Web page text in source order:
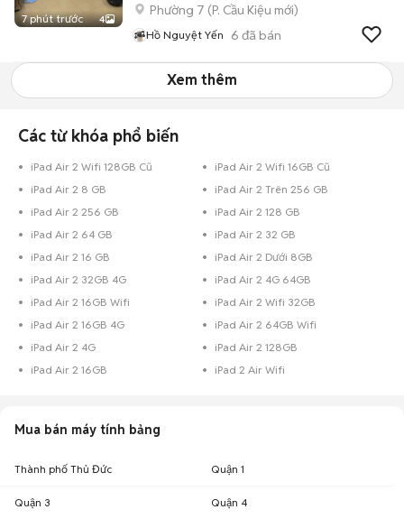
7 phút trước 4
Phường 7 (P. Cầu Kiệu mới)
Hồ Nguyệt Yến 6 đã bán
Xem thêm
Các từ khóa phổ biến
iPad Air 2 Wifi 128GB Cũ
iPad Air 2 Wifi 16GB Cũ
iPad Air 2 8 GB
iPad Air 2 Trên 256 GB
iPad Air 2 256 GB
iPad Air 2 128 GB
iPad Air 2 64 GB
iPad Air 2 32 GB
iPad Air 2 16 GB
iPad Air 2 Dưới 8GB
iPad Air 2 32GB 4G
iPad Air 2 4G 64GB
iPad Air 2 16GB Wifi
iPad Air 2 Wifi 32GB
iPad Air 2 16GB 4G
iPad Air 2 64GB Wifi
iPad Air 2 4G
iPad Air 2 128GB
iPad Air 2 16GB
iPad 2 Air Wifi
Mua bán máy tính bảng
Thành phố Thủ Đức Quận 1
Quận 3 Quận 4